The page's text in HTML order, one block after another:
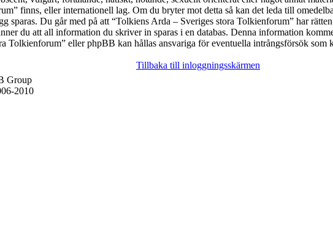
finns, eller internationell lag. Om du bryter mot detta så kan det leda till
sparas. Du går med på att “Tolkiens Arda – Sveriges stora Tolkienforum” har
du att all information du skriver in sparas i en databas. Denna information
Tolkienforum” eller phpBB kan hållas ansvariga för eventuella intrångsförsök som
Tillbaka till inloggningsskärmen
Group
2010